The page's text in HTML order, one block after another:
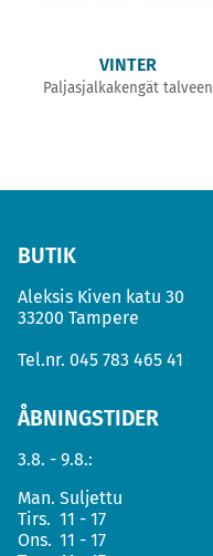
VINTER
Paljasjalkakengät talveen
BUTIK
Aleksis Kiven katu 30
33200 Tampere
Tel.nr. 045 783 465 41
ÅBNINGSTIDER
3.8. - 9.8.:
Man. Suljettu
Tirs. 11 - 17
Ons. 11 - 17